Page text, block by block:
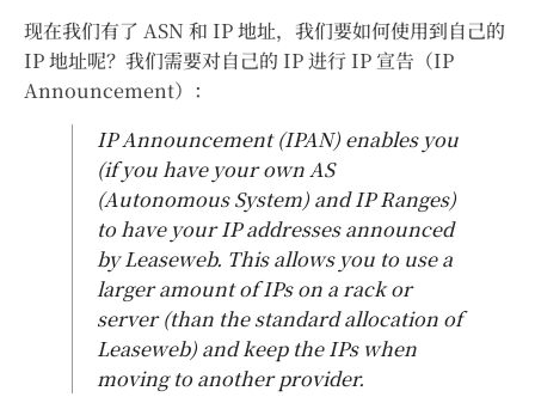
现在我们有了 ASN 和 IP 地址，我们要如何使用到自己的
IP 地址呢？我们需要对自己的 IP 进行 IP 宣告（IP
Announcement）：
IP Announcement (IPAN) enables you
(if you have your own AS
(Autonomous System) and IP Ranges)
to have your IP addresses announced
by Leaseweb. This allows you to use a
larger amount of IPs on a rack or
server (than the standard allocation of
Leaseweb) and keep the IPs when
moving to another provider.